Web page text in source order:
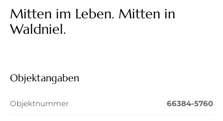
Mitten im Leben. Mitten in
Waldniel.
Objektangaben
Objektnummer 66384-5760